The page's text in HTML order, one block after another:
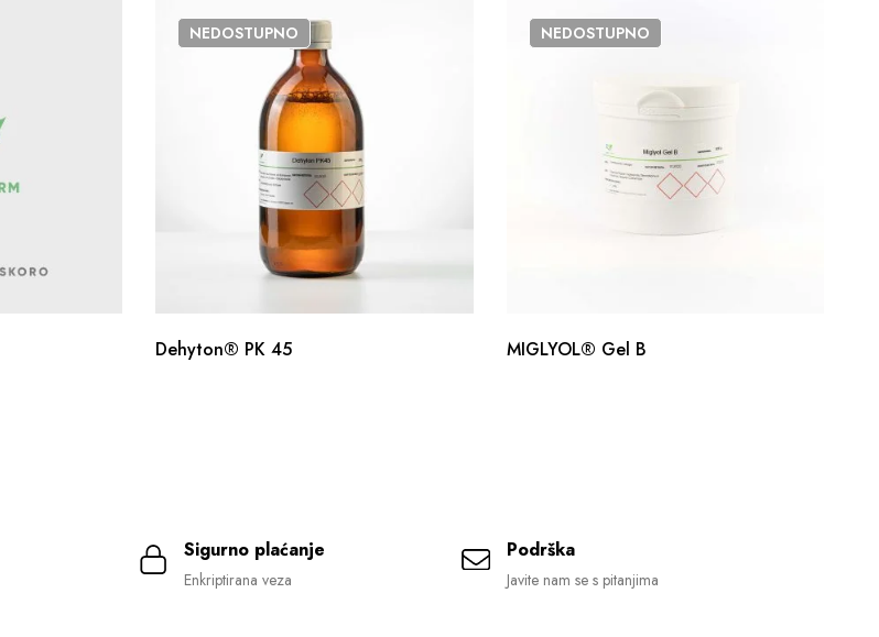
NEDOSTUPNO
Dehyton® PK 45
NEDOSTUPNO
MIGLYOL® Gel B
Sigurno plaćanje
Enkriptirana veza
Podrška
Javite nam se s pitanjima